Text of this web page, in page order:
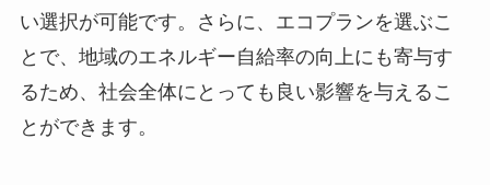
い選択が可能です。さらに、エコプランを選ぶこ
とで、地域のエネルギー自給率の向上にも寄与す
るため、社会全体にとっても良い影響を与えるこ
とができます。